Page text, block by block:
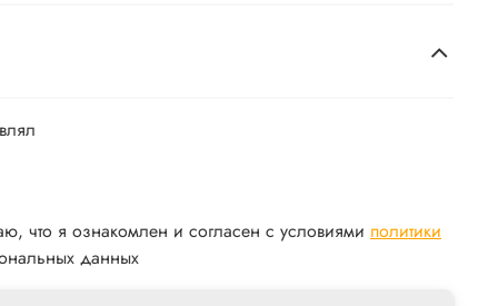
что я ознакомлен и согласен с условиями политики
данных